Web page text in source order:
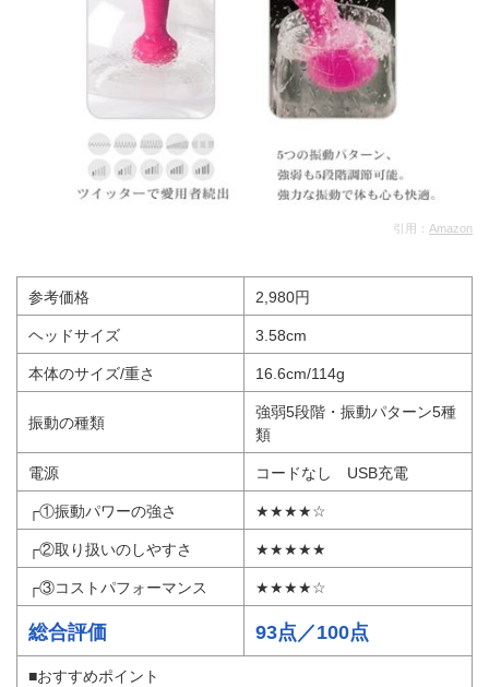
引用： Amazon
参考価格 2,980円
ヘッドサイズ 3.58cm
本体のサイズ/重さ 16.6cm/114g
振動の種類
強弱5段階・振動パターン5種
類
電源 コードなし USB充電
┌①振動パワーの強さ ★★★★☆
┌②取り扱いのしやすさ ★★★★★
┌③コストパフォーマンス ★★★★☆
総合評価 93点／100点
■おすすめポイント